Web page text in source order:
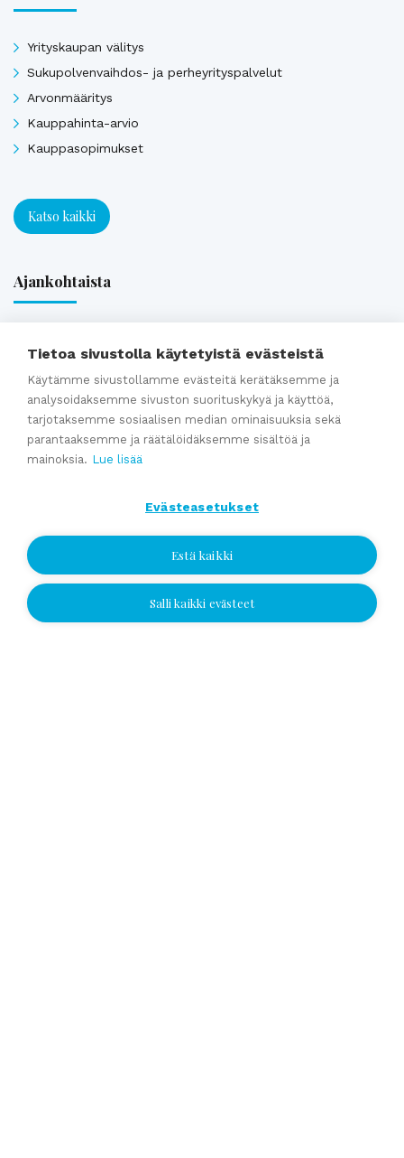
Yrityskaupan välitys
Sukupolvenvaihdos- ja perheyrityspalvelut
Arvonmääritys
Kauppahinta-arvio
Kauppasopimukset
Katso kaikki
Ajankohtaista
valmistaudut yrityskauppaan ajoissa
Kumppaniblogi: Avio-oikeus ja omistajanvaihdos
Yrityskauppablogi: Miksi käyttää yritysvälittäjää
yrityskaupassa?
Yrityskauppablogi: Yritysvälittäjän työ kulissien takana
kuukautta ennen kauppaa
Katso kaikki
Jätä yhteydenottopyyntö
Tietoa sivustolla käytetyistä evästeistä
Käytämme sivustollamme evästeitä kerätäksemme ja
analysoidaksemme sivuston suorituskykyä ja käyttöä,
tarjotaksemme sosiaalisen median ominaisuuksia sekä
parantaaksemme ja räätälöidäksemme sisältöä ja
mainoksia. Lue lisää
Evästeasetukset
Estä kaikki
Salli kaikki evästeet